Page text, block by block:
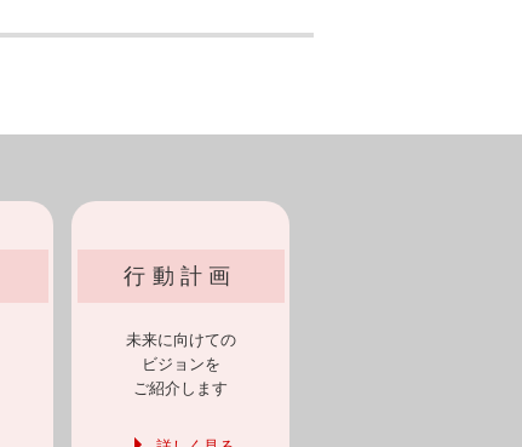
行動計画
未来に向けての
ビジョンを
ご紹介します